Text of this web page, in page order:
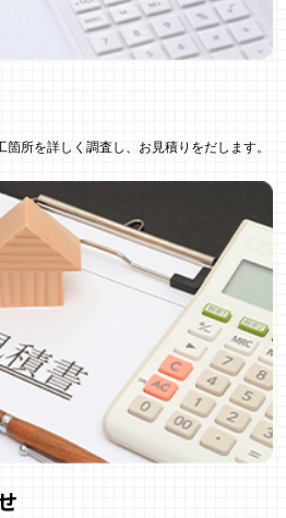
所を詳しく調査し、お見積りをだします。